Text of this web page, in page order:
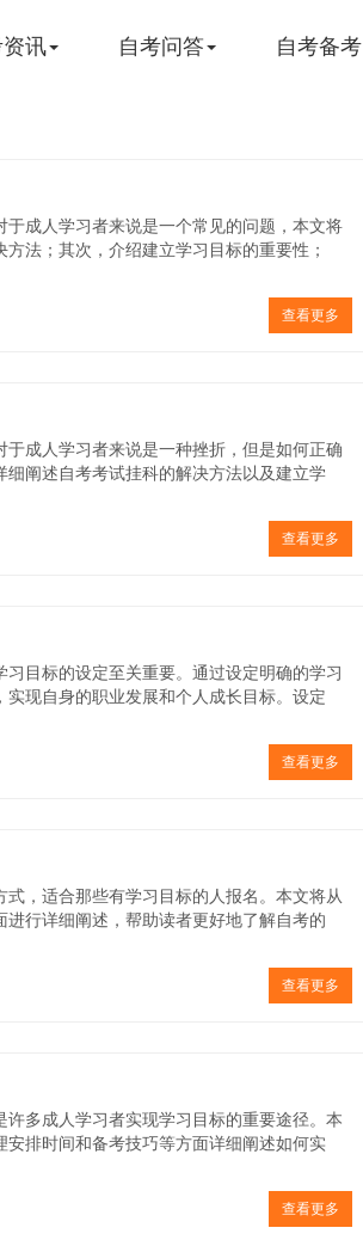
讯 自考问答 自考备考
成人学习者来说是一个常见的问题，本文将
法；其次，介绍建立学习目标的重要性；
查看更多
成人学习者来说是一种挫折，但是如何正确
阐述自考考试挂科的解决方法以及建立学
查看更多
目标的设定至关重要。通过设定明确的学习
现自身的职业发展和个人成长目标。设定
查看更多
，适合那些有学习目标的人报名。本文将从
行详细阐述，帮助读者更好地了解自考的
查看更多
多成人学习者实现学习目标的重要途径。本
排时间和备考技巧等方面详细阐述如何实
查看更多